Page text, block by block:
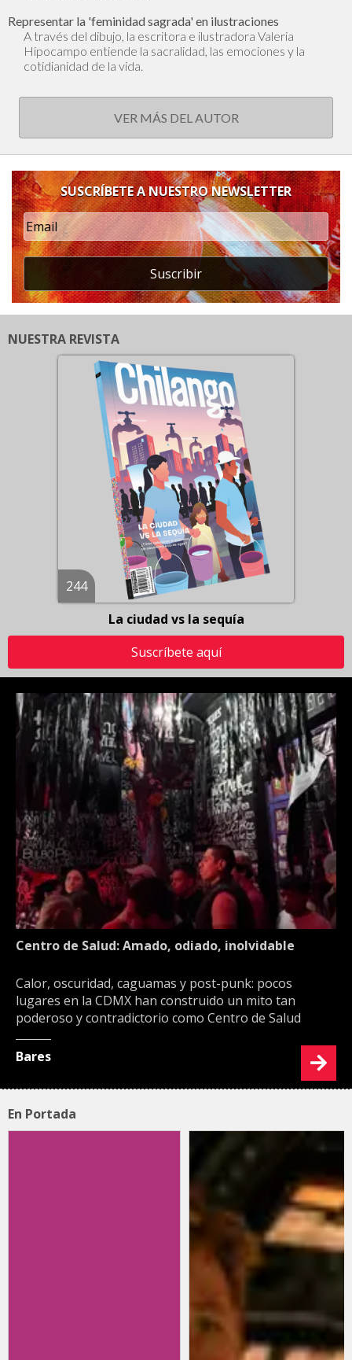
Representar la 'feminidad sagrada' en ilustraciones
A través del dibujo, la escritora e ilustradora Valeria
Hipocampo entiende la sacralidad, las emociones y la
cotidianidad de la vida.
VER MÁS DEL AUTOR
SUSCRÍBETE A NUESTRO NEWSLETTER
Suscribir
NUESTRA REVISTA
244
La ciudad vs la sequía
Suscríbete aquí
Centro de Salud: Amado, odiado, inolvidable
Calor, oscuridad, caguamas y post-punk: pocos
lugares en la CDMX han construido un mito tan
poderoso y contradictorio como Centro de Salud
Bares
En Portada